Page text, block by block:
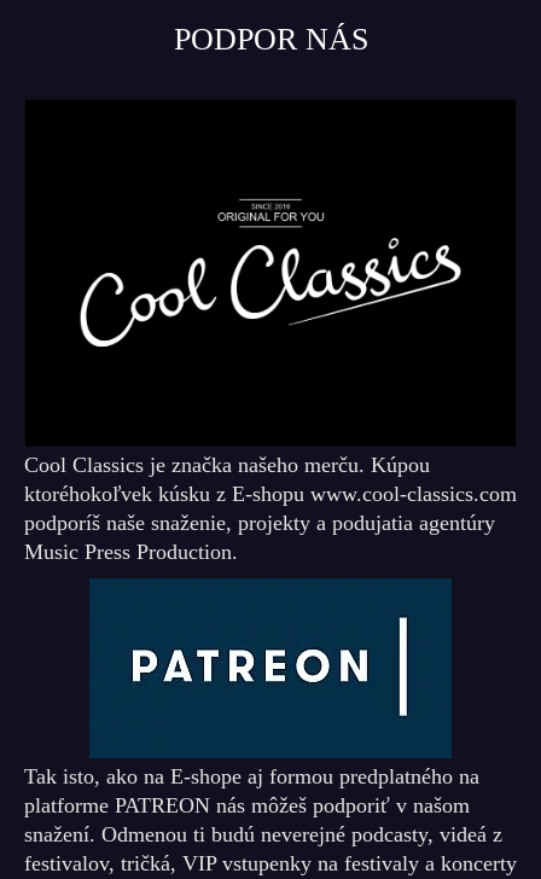
PODPOR NÁS
Cool Classics je značka našeho merču. Kúpou
ktoréhokoľvek kúsku z E-shopu www.cool-classics.com
podporíš naše snaženie, projekty a podujatia agentúry
Music Press Production.
Tak isto, ako na E-shope aj formou predplatného na
platforme PATREON nás môžeš podporiť v našom
snažení. Odmenou ti budú neverejné podcasty, videá z
festivalov, tričká, VIP vstupenky na festivaly a koncerty